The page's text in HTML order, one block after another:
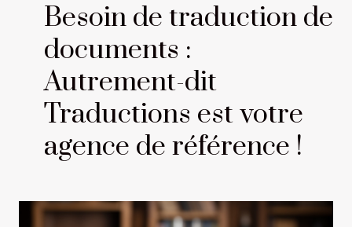
Besoin de traduction de
documents :
Autrement-dit
Traductions est votre
agence de référence !